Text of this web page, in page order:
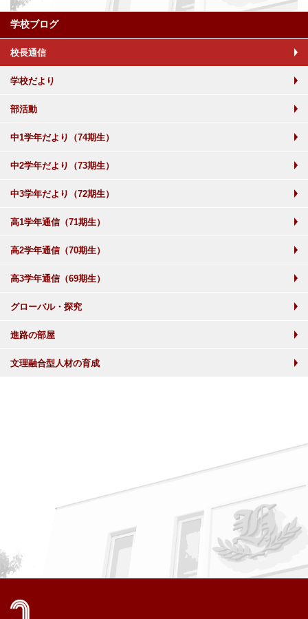
学校ブログ
校長通信
学校だより
部活動
中1学年だより（74期生）
中2学年だより（73期生）
中3学年だより（72期生）
高1学年通信（71期生）
高2学年通信（70期生）
高3学年通信（69期生）
グローバル・探究
進路の部屋
文理融合型人材の育成